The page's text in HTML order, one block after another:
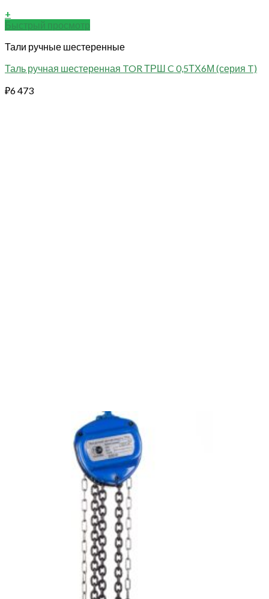
+
Быстрый просмотр
Тали ручные шестеренные
Таль ручная шестеренная TOR ТРШ C 0,5ТХ6М (серия T)
₽6 473